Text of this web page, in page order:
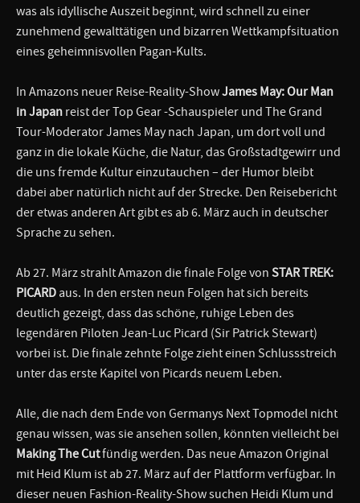
was als idyllische Auszeit beginnt, wird schnell zu einer
zunehmend gewalttätigen und bizarren Wettkampfsituation
eines geheimnisvollen Pagan-Kults.
In Amazons neuer Reise-Reality-ShowJames May: Our Man
in Japan reist der Top Gear -Schauspieler und The Grand
Tour-Moderator James May nach Japan, um dort voll und
ganz in die lokale Küche, die Natur, das Großstadtgewirr und
die uns fremde Kultur einzutauchen – der Humor bleibt
dabei aber natürlich nicht auf der Strecke. Den Reisebericht
der etwas anderen Art gibt es ab 6. März auch in deutscher
Sprache zu sehen.
Ab 27. März strahlt Amazon die finale Folge von STAR TREK:
PICARD aus. In den ersten neun Folgen hat sich bereits
deutlich gezeigt, dass das schöne, ruhige Leben des
legendären Piloten Jean-Luc Picard (Sir Patrick Stewart)
vorbei ist. Die finale zehnte Folge zieht einen Schlussstreich
unter das erste Kapitel von Picards neuem Leben.
Alle, die nach dem Ende von Germanys Next Topmodel nicht
genau wissen, was sie ansehen sollen, könnten vielleicht bei
Making The Cutfündig werden. Das neue Amazon Original
mit Heid Klum ist ab 27. März auf der Plattform verfügbar. In
dieser neuen Fashion-Reality-Show suchen Heidi Klum und